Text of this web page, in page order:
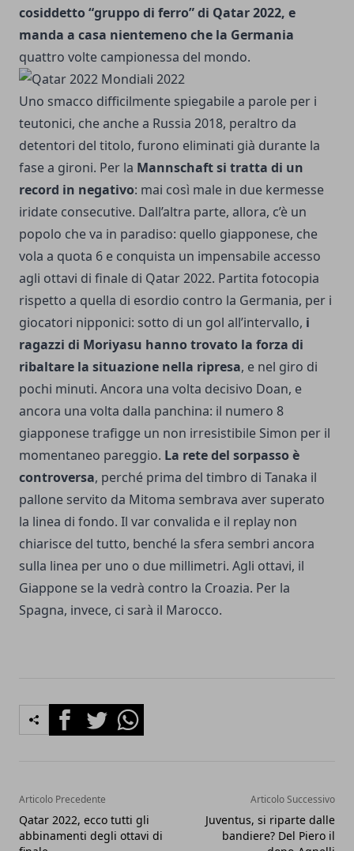
cosiddetto “gruppo di ferro” di Qatar 2022, e
manda a casa nientemeno che la Germania
quattro volte campionessa del mondo.
Uno smacco difficilmente spiegabile a parole per i
teutonici, che anche a Russia 2018, peraltro da
detentori del titolo, furono eliminati già durante la
fase a gironi. Per la Mannschaft si tratta di un
record in negativo: mai così male in due kermesse
iridate consecutive. Dall’altra parte, allora, c’è un
popolo che va in paradiso: quello giapponese, che
vola a quota 6 e conquista un impensabile accesso
agli ottavi di finale di Qatar 2022. Partita fotocopia
rispetto a quella di esordio contro la Germania, per i
giocatori nipponici: sotto di un gol all’intervallo, i
ragazzi di Moriyasu hanno trovato la forza di
ribaltare la situazione nella ripresa, e nel giro di
pochi minuti. Ancora una volta decisivo Doan, e
ancora una volta dalla panchina: il numero 8
giapponese trafigge un non irresistibile Simon per il
momentaneo pareggio. La rete del sorpasso è
controversa, perché prima del timbro di Tanaka il
pallone servito da Mitoma sembrava aver superato
la linea di fondo. Il var convalida e il replay non
chiarisce del tutto, benché la sfera sembri ancora
sulla linea per uno o due millimetri. Agli ottavi, il
Giappone se la vedrà contro la Croazia. Per la
Spagna, invece, ci sarà il Marocco.
FacebookTwitterWhatsapp
Articolo Precedente
Qatar 2022, ecco tutti gli
abbinamenti degli ottavi di
Articolo Successivo
Juventus, si riparte dalle
bandiere? Del Piero il